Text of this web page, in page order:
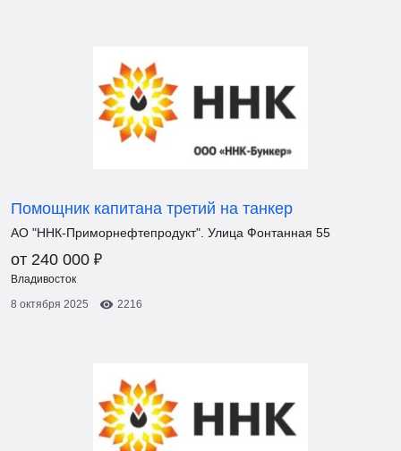
Помощник капитана третий на танкер
АО "ННК-Приморнефтепродукт". Улица Фонтанная 55
от 240 000 ₽
Владивосток
8 октября 2025
2216